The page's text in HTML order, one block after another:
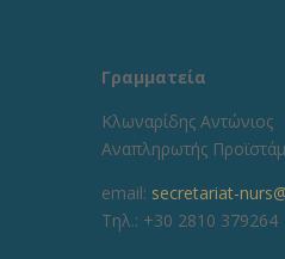
Γραμματεία
Κλωναρίδης Αντώνιος
Αναπληρωτής
email: secretariat-
Τηλ.: +30 2810 379264